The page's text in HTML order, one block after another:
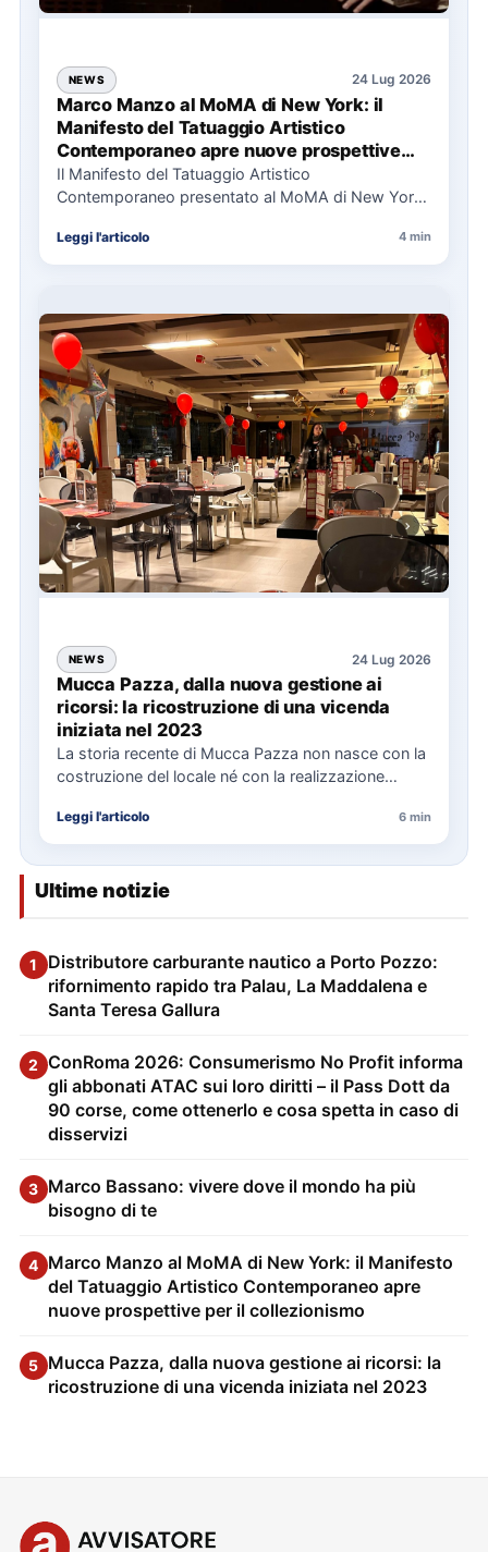
NEWS 24 Lug 2026
Marco Manzo al MoMA di New York: il
Manifesto del Tatuaggio Artistico
Contemporaneo apre nuove prospettive
per il collezionismo
Il Manifesto del Tatuaggio Artistico
Contemporaneo presentato al MoMA di New York
Leggi l'articolo 4 min
NEWS 24 Lug 2026
Mucca Pazza, dalla nuova gestione ai
ricorsi: la ricostruzione di una vicenda
iniziata nel 2023
La storia recente di Mucca Pazza non nasce con la
costruzione del locale né con la realizzazione
Leggi l'articolo 6 min
Ultime notizie
1
Distributore carburante nautico a Porto Pozzo:
rifornimento rapido tra Palau, La Maddalena e
Santa Teresa Gallura
2 ConRoma 2026: Consumerismo No Profit informa
gli abbonati ATAC sui loro diritti – il Pass Dott da
90 corse, come ottenerlo e cosa spetta in caso di
disservizi
3 Marco Bassano: vivere dove il mondo ha più
bisogno di te
4 Marco Manzo al MoMA di New York: il Manifesto
del Tatuaggio Artistico Contemporaneo apre
nuove prospettive per il collezionismo
5 Mucca Pazza, dalla nuova gestione ai ricorsi: la
ricostruzione di una vicenda iniziata nel 2023